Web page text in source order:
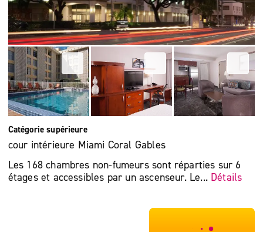
Catégorie supérieure
cour intérieure Miami Coral Gables
Les 168 chambres non-fumeurs sont réparties sur 6
étages et accessibles par un ascenseur. Le... Détails
***************